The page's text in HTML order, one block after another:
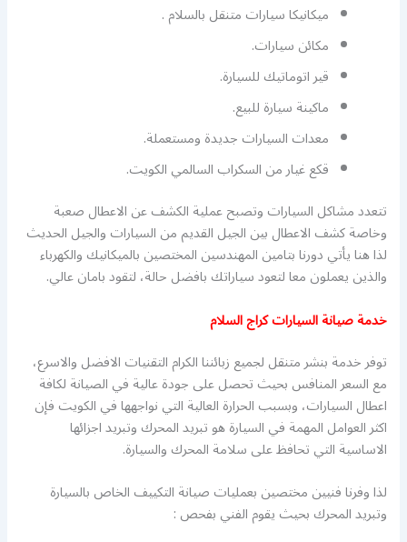
ميكانيكا سيارات متنقل بالسلام .
مكائن سيارات.
قير اتوماتيك للسيارة.
ماكينة سيارة للبيع.
معدات السيارات جديدة ومستعملة.
قكع غيار من السكراب السالمي الكويت.
تتعدد مشاكل السيارات وتصبح عملية الكشف عن الاعطال صعبة
وخاصة كشف الاعطال بين الجيل القديم من السيارات والجيل الحديث
لذا هنا يأتي دورنا بتامين المهندسين المختصين بالميكانيك والكهرباء
والذين يعملون معا لتعود سياراتك بافضل حالة، لتقود بامان عالي.
خدمة صيانة السيارات كراج السلام
توفر خدمة بنشر متنقل لجميع زبائننا الكرام التقنيات الافضل والاسرع،
مع السعر المنافس بحيث تحصل على جودة عالية في الصيانة لكافة
اعطال السيارات، وبسبب الحرارة العالية التي نواجهها في الكويت فإن
اكثر العوامل المهمة في السيارة هو تبريد المحرك وتبريد اجزائها
الاساسية التي تحافظ على سلامة المحرك والسيارة.
لذا وفرنا فنيين مختصين بعمليات صيانة التكييف الخاص بالسيارة
وتبريد المحرك بحيث يقوم الفني بفحص :